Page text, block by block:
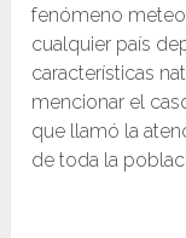
fenómeno
cualquier país
características
mencionar el
que llamó la
de toda la